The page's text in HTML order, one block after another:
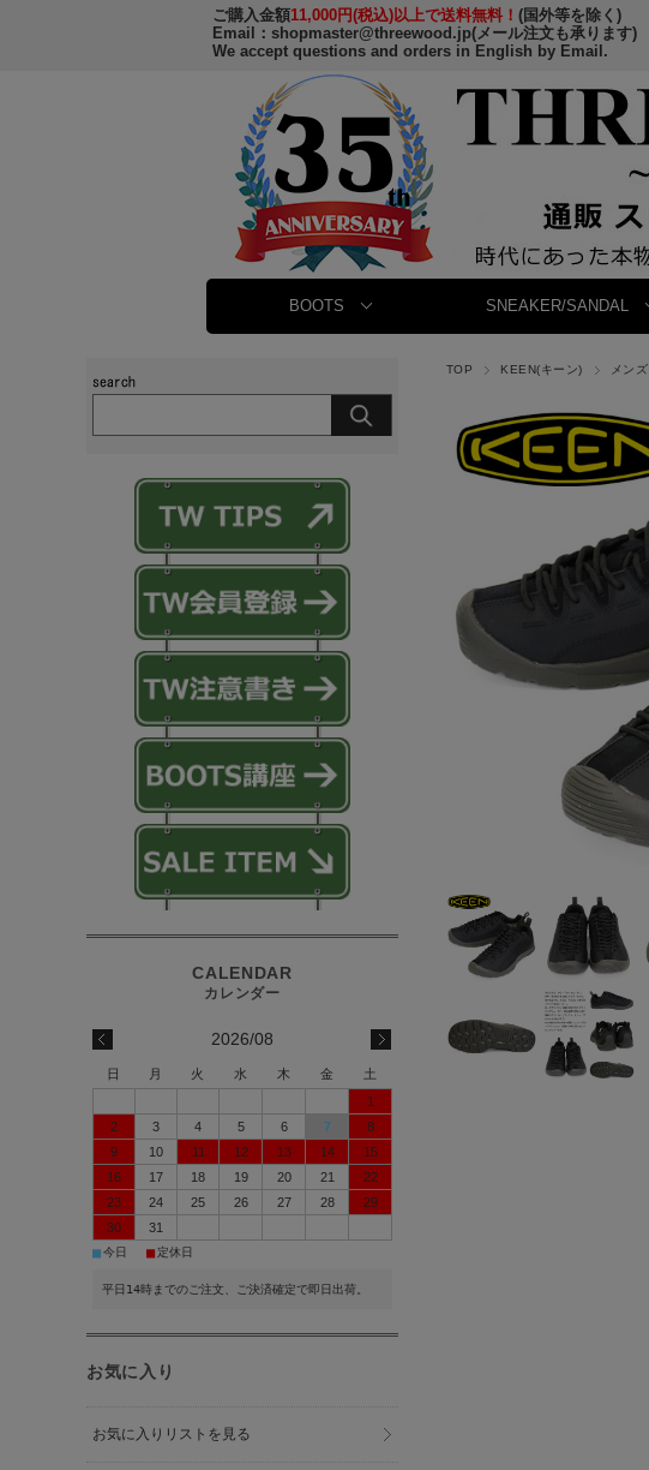
ご購入金額11,000円(税込)以上で送料無料！ (国外等を除く)
Email： shopmaster@threewood.jp(メール注文も承ります)
We accept questions and orders in English by Email.
BOOTS SNEAKER/SANDAL
TOP KEEN(キーン) メンズ
2026/08
日 月 火 水 木 金
土
1
2
3 4 5 6 7
8
9
10 11 12 13 14
15
16
17 18 19 20 21
22
23
24 25 26 27 28
29
30
31
■今日 ■ 定休日
平日14時までのご注文、ご決済確定で即日出荷。
お気に入り
お気に入りリストを見る